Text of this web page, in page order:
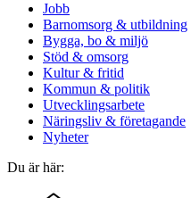
Jobb
Barnomsorg & utbildning
Bygga, bo & miljö
Stöd & omsorg
Kultur & fritid
Kommun & politik
Utvecklingsarbete
Näringsliv & företagande
Nyheter
Du är här: